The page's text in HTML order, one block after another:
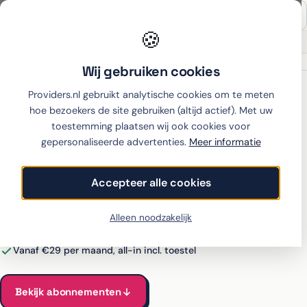
🍪
Wij gebruiken cookies
Providers.nl gebruikt analytische cookies om te meten
hoe bezoekers de site gebruiken (altijd actief). Met uw
toestemming plaatsen wij ook cookies voor
gepersonaliseerde advertenties. Meer informatie
Accepteer alle cookies
Alleen noodzakelijk
Thuiswinkel partner
Galaxy S25 Edge› hollandsnieuwe
Samsung Galaxy S25 Edge
met abonnement bij
hollandsnieuwe
Alle hollandsnieuwe-abonnementen voor de Galaxy S25 Edge
Vanaf €29 per maand, all-in incl. toestel
Bekijk abonnementen